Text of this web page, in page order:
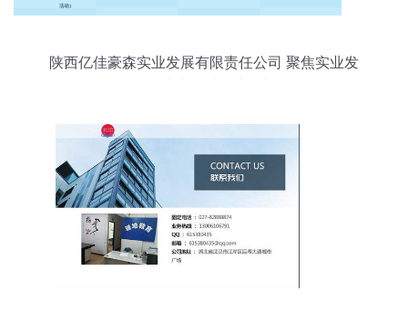
陕西亿佳豪森实业发展有限责任公司 聚焦实业发